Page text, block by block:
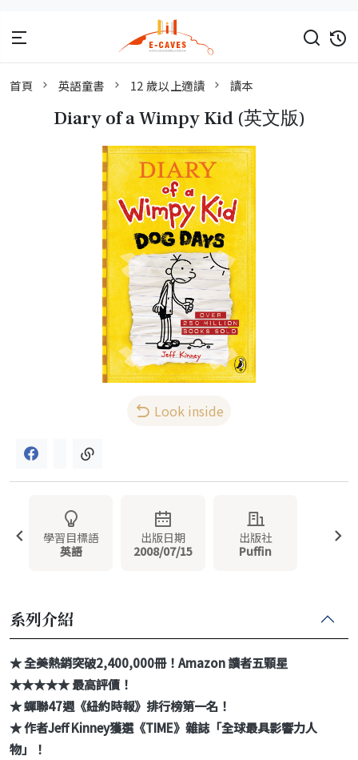
首頁 英語童書 12 歲以上適讀 讀本
Diary of a Wimpy Kid (英文版)
Look inside
學習目標語
英語
出版日期
2008/07/15
出版社
Puffin
系列介紹
★ 全美熱銷突破2,400,000冊！Amazon 讀者五顆星
★★★★★ 最高評價！
★ 蟬聯47週《紐約時報》排行榜第一名！
★ 作者Jeff Kinney獲選《TIME》雜誌「全球最具影響力人
物」！